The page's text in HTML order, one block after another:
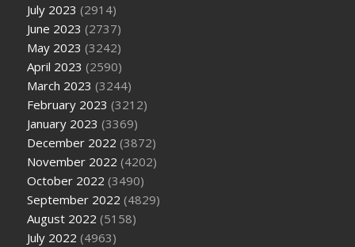
July 2023 (2914)
June 2023 (2737)
May 2023 (3242)
April 2023 (2590)
March 2023 (3244)
February 2023 (3212)
January 2023 (3369)
December 2022 (3872)
November 2022 (4202)
October 2022 (3490)
September 2022 (4829)
August 2022 (5158)
July 2022 (4963)